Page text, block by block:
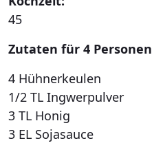
45
Zutaten für 4
4 Hühnerkeulen
1/2 TL Ingwerpulver
3 TL Honig
3 EL Sojasauce